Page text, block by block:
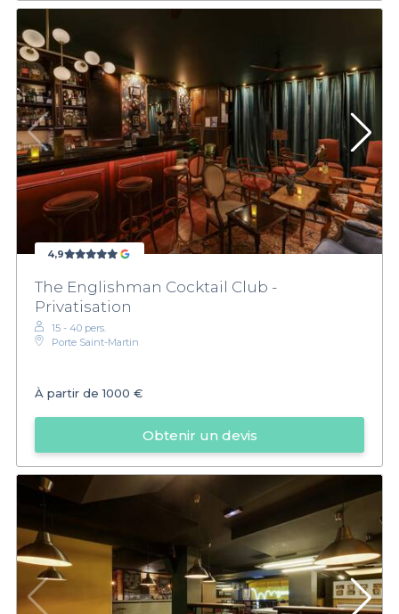
4,9
The Englishman Cocktail Club -
Privatisation
15 - 40 pers.
Porte Saint-Martin
À partir de1000 €
Obtenir un devis